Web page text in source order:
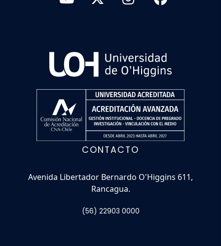
CONTACTO
Avenida Libertador Bernardo O'Higgins 611,
Rancagua.
(56) 22903 0000